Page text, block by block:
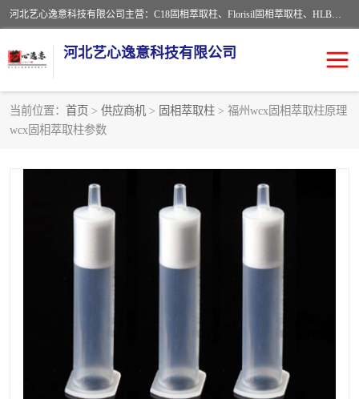
河北艺心逸意科技有限公司主营：C18固相萃取柱、Florisil固相萃取柱、HLB固相萃取柱、MCX固相萃取柱、QuEChERS、固相萃取空柱、针式过滤器 、固相萃取柱、黄曲霉毒素亲和柱。全国咨询热线：18630105913。河北艺心逸意科技有限公司接受来样定做，我们秉承着“顾客至上，锐意进取”的经营理念，坚持客户至上的原则为广大客户提供优质的服务，欢迎广大客户惠顾！免费咨询！
河北艺心逸意科技有限公司
当前位置： 首页 > 供应商机 > 固相萃取柱 > 福州wcx固相萃取柱原理
wcx固相萃取柱参数
固相萃取柱
QuEChERS SPE填料
过滤器/滤膜
96孔板